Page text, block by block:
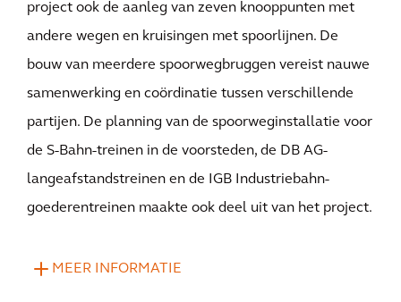
project ook de aanleg van zeven knooppunten met
andere wegen en kruisingen met spoorlijnen. De
bouw van meerdere spoorwegbruggen vereist nauwe
samenwerking en coördinatie tussen verschillende
partijen. De planning van de spoorweginstallatie voor
de S-Bahn-treinen in de voorsteden, de DB AG-
langeafstandstreinen en de IGB Industriebahn-
goederentreinen maakte ook deel uit van het project.
MEER INFORMATIE